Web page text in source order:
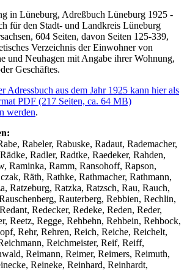
in Lüneburg, Adreßbuch Lüneburg 1925 -
für den Stadt- und Landkreis Lüneburg
604 Seiten, davon Seiten 125-339,
Verzeichnis der Einwohner von
und Neuhagen mit Angabe ihrer Wohnung,
Geschäftes.
Adressbuch aus dem Jahr 1925 kann hier als
PDF (217 Seiten, ca. 64 MB)
werden.
Rabeler, Rabuske, Radaut, Rademacher,
Radler, Radtke, Raedeker, Rahden,
Raminka, Ramm, Ransohoff, Rapson,
Räth, Rathke, Rathmacher, Rathmann,
Ratzeburg, Ratzka, Ratzsch, Rau, Rauch,
Rauterberg, Rebbien, Rechlin,
Redecker, Redeke, Reden, Reder,
Reetz, Regge, Rehbehn, Rehbein, Rehbock,
Rehr, Rehren, Reich, Reiche, Reichelt,
Reichmeister, Reif, Reiff,
Reimann, Reimer, Reimers, Reimuth,
Reineke, Reinhard, Reinhardt,